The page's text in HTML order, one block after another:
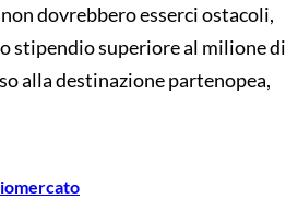
dovrebbero esserci ostacoli,
stipendio superiore al milione di
alla destinazione partenopea,